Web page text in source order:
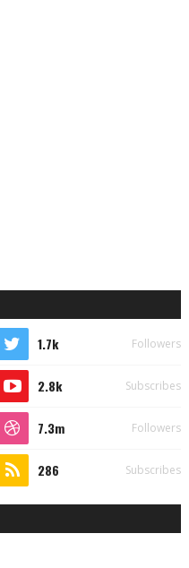
1.7k Followers
2.8k Subscribes
7.3m Followers
286 Subscribes